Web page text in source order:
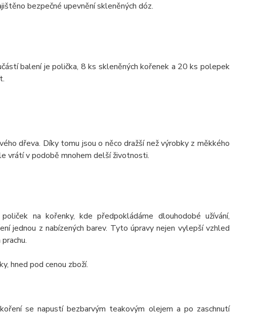
bezpečné upevnění skleněných dóz.
balení je polička, 8 ks skleněných kořenek a 20 ks polepek
dřeva. Díky tomu jsou o něco dražší než výrobky z měkkého
vrátí v podobě mnohem delší životnosti.
na kořenky, kde předpokládáme dlouhodobé užívání,
jednou z nabízených barev. Tyto úpravy nejen vylepší vzhled
hned pod cenou zboží.
se napustí bezbarvým teakovým olejem a po zaschnutí